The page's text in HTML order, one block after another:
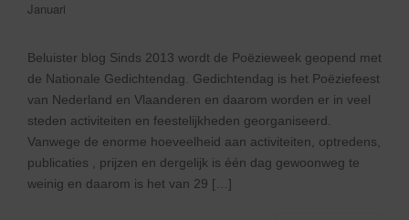
i
e
Januari
Beluister blog Sinds 2013 wordt de Poëzieweek geopend met
de Nationale Gedichtendag. Gedichtendag is het Poëziefeest
van Nederland en Vlaanderen en daarom worden er in veel
steden activiteiten en feestelijkheden georganiseerd.
Vanwege de enorme hoeveelheid aan activiteiten, optredens,
publicaties , prijzen en dergelijk is één dag gewoonweg te
weinig en daarom is het van 29 […]